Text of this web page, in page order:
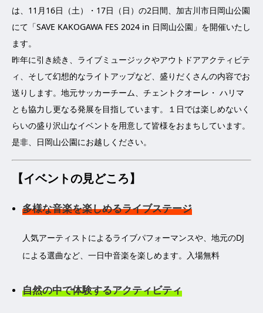
は、11月16日（土）・17日（日）の2日間、加古川市日岡山公園
にて「SAVE KAKOGAWA FES 2024 in 日岡山公園」を開催いたし
ます。
昨年に引き続き、ライブミュージックやアウトドアアクティビテ
ィ、そして幻想的なライトアップなど、盛りだくさんの内容でお
送りします。地元サッカーチーム、チェントクオーレ・ ハリマ
とも協力し更なる発展を目指しています。１日では楽しめないく
らいの盛り沢山なイベントを用意して皆様をおまちしています。
是非、日岡山公園にお越しください。
【イベントの見どころ】
多様な音楽を楽しめるライブステージ
人気アーティストによるライブパフォーマンスや、地元のDJ
による選曲など、一日中音楽を楽しめます。入場無料
自然の中で体験するアクティビティ